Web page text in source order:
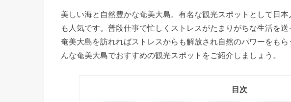
美しい海と自然豊かな奄美大島。有名な観光スポットとして日
も人気です。普段仕事で忙しくストレスがたまりがちな生活を
奄美大島を訪れればストレスからも解放され自然のパワーをも
んな奄美大島でおすすめの観光スポットをご紹介しましょう。
目次